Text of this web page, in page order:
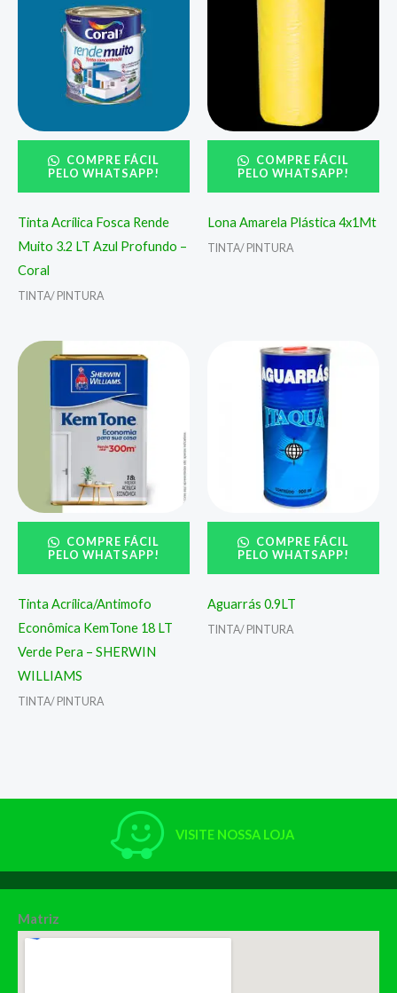
COMPRE FÁCIL
PELO WHATSAPP!
Tinta Acrílica Fosca Rende
Muito 3.2 LT Azul Profundo –
Coral
TINTA/ PINTURA
COMPRE FÁCIL
PELO WHATSAPP!
Lona Amarela Plástica 4x1Mt
TINTA/ PINTURA
COMPRE FÁCIL
PELO WHATSAPP!
Tinta Acrílica/Antimofo
Econômica KemTone 18 LT
Verde Pera – SHERWIN
WILLIAMS
TINTA/ PINTURA
COMPRE FÁCIL
PELO WHATSAPP!
Aguarrás 0.9LT
TINTA/ PINTURA
VISITE NOSSA LOJA
Matriz